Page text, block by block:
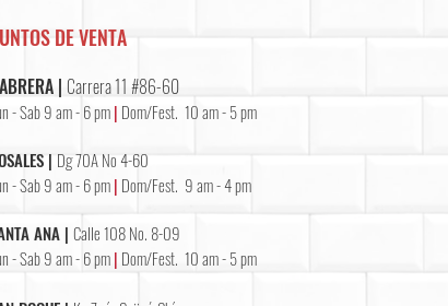
DE VENTA
| Carrera 11 #86-60
- Sab 9 am - 6 pm| Dom/Fest. 10 am - 5 pm
| Dg 70A No 4-60
- Sab 9 am - 6 pm| Dom/Fest. 9 am - 4 pm
ANA | Calle 108 No. 8-09
- Sab 9 am - 6 pm| Dom/Fest. 10 am - 5 pm